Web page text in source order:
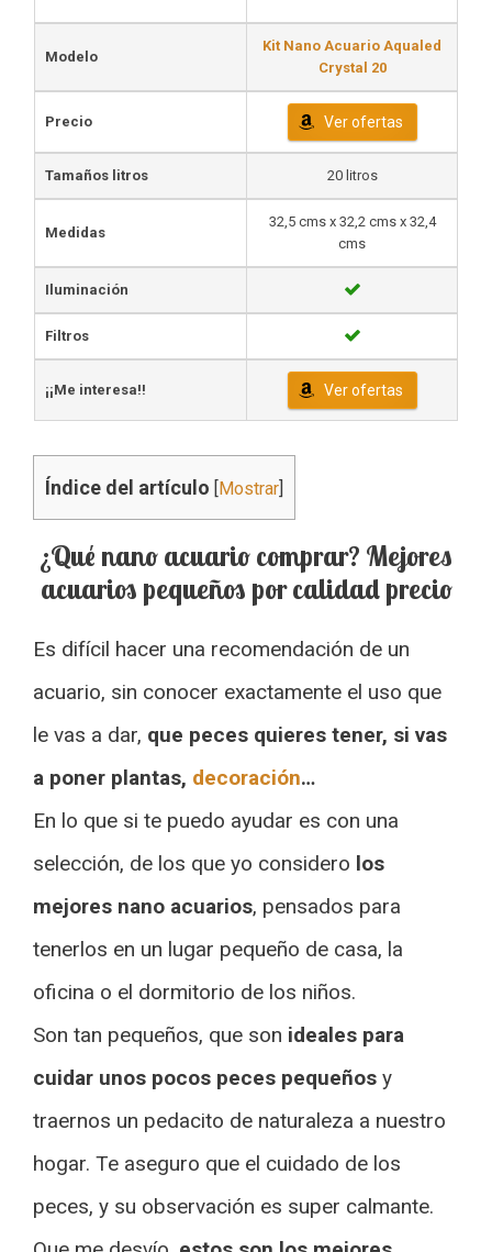
Modelo
Kit Nano Acuario Aqualed
Crystal 20
Precio Ver ofertas
Tamaños litros 20 litros
Medidas
32,5 cms x 32,2 cms x 32,4
cms
Iluminación
Filtros
¡¡Me interesa!! Ver ofertas
Índice del artículo [Mostrar]
¿Qué nano acuario comprar? Mejores
acuarios pequeños por calidad precio
Es difícil hacer una recomendación de un
acuario, sin conocer exactamente el uso que
le vas a dar, que peces quieres tener, si vas
a poner plantas, decoración…
En lo que si te puedo ayudar es con una
selección, de los que yo considero los
mejores nano acuarios, pensados para
tenerlos en un lugar pequeño de casa, la
oficina o el dormitorio de los niños.
Son tan pequeños, que son ideales para
cuidar unos pocos peces pequeños y
traernos un pedacito de naturaleza a nuestro
hogar. Te aseguro que el cuidado de los
peces, y su observación es super calmante.